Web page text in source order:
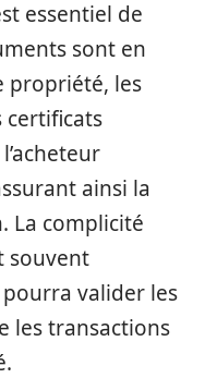
essentiel de
sont en
propriété, les
certificats
ainsi la
La complicité
souvent
valider les
les transactions